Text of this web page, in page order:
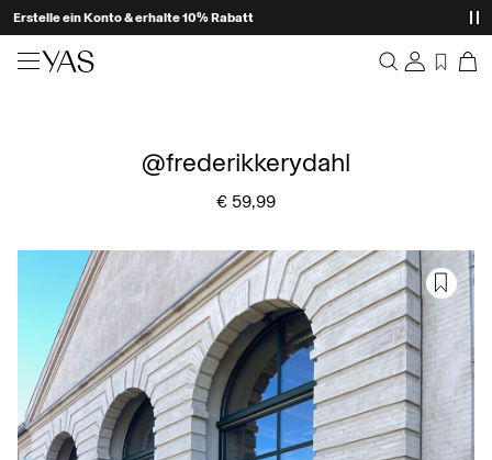
Erstelle ein Konto & erhalte 10% Rabatt
Bestellungen
Ich brauche Hilfe
Abmelden
Trending
Zweiteiler
Occasionwear
Tolle Angebote
@frederikkerydahl
€ 59,99